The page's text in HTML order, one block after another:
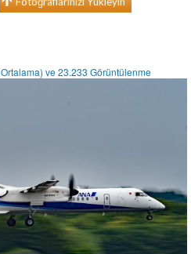
Ortalama) ve23.233 Görüntülenme